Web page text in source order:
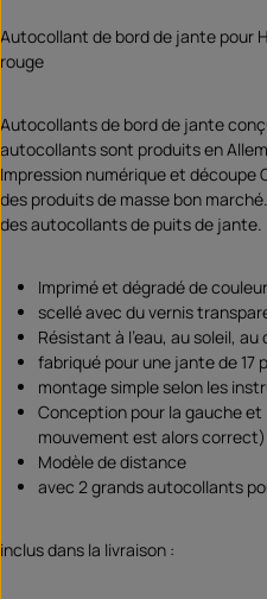
Autocollant de bord de jante pour
rouge
Autocollants de bord de jante
autocollants sont produits en
Impression numérique et découpe
des produits de masse bon
des autocollants de puits de jante.
Imprimé et dégradé de
scellé avec du vernis
Résistant à l'eau, au soleil,
fabriqué pour une jante de 17
montage simple selon les
Conception pour la gauche
mouvement est alors correct)
Modèle de distance
avec 2 grands autocollants
inclus dans la livraison :